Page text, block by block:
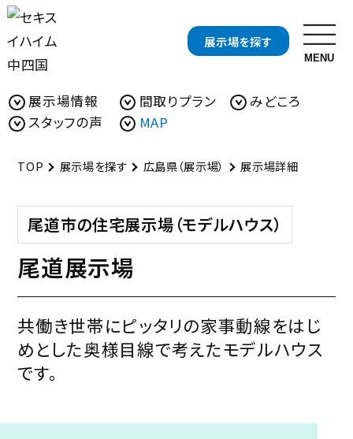
展示場を探す
MENU
お近くの展示場を探す
開催中の
イベント
分譲地・
分譲住宅を探す
開催中の
キャンペーンを探す
資料・
カタログ請求
セキスイハイムの特長
住まいの性能
商品ラインナップ
施工事例
家づくりガイド
TOP 展示場を探す 広島県（展示場） 展示場詳細
尾道市の住宅展示場（モデルハウス）
尾道展示場
共働き世帯にピッタリの家事動線をはじ
めとした奥様目線で考えたモデルハウス
です。
展示場情報 間取りプラン
みどころ
スタッフの声
MAP